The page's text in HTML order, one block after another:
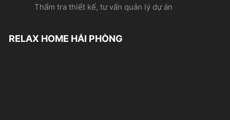
Thẩm tra thiết kế, tư vấn quản lý dự án
RELAX HOME HẢI PHÒNG